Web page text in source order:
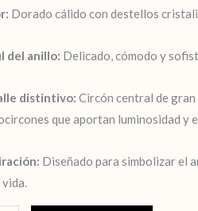
Dorado cálido con destellos
del anillo: Delicado, cómodo y
distintivo: Circón central de
que aportan luminosidad y
Diseñado para simbolizar el
vida.